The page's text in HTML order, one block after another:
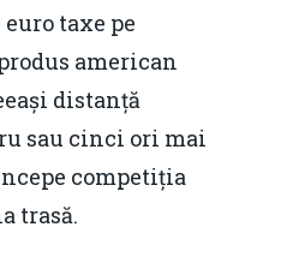
euro taxe pe
american
distanță
sau cinci ori mai
competiția
trasă.